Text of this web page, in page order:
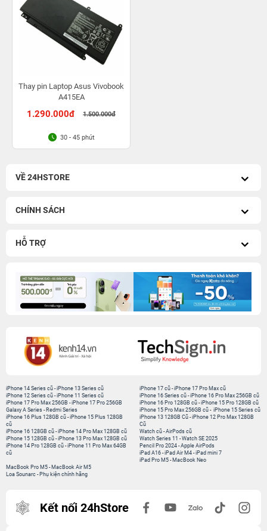
Thay pin Laptop Asus Vivobook
A415EA
1.290.000đ 1.500.000đ
30 - 45 phút
VỀ 24HSTORE
CHÍNH SÁCH
HỖ TRỢ
iPhone 14 Series cũ -iPhone 13 Series cũ
iPhone 12 Series cũ -iPhone 11 Series cũ
iPhone 17 Pro Max 256GB -iPhone 17 Pro 256GB
Galaxy A Series - Redmi Series
iPhone 17 cũ -iPhone 17 Pro Max cũ
iPhone 16 Series cũ - iPhone 16 Pro Max 256GB cũ
iPhone 16 Pro 128GB cũ -iPhone 15 Pro 128GB cũ
iPhone 15 Pro Max 256GB cũ - iPhone 15 Series cũ
iPhone 16 Plus 128GB cũ -iPhone 15 Plus 128GB
cũ
iPhone 16 128GB cũ -iPhone 14 Pro Max 128GB cũ
iPhone 15 128GB cũ -iPhone 13 Pro Max 128GB cũ
iPhone 14 Pro 128GB cũ -iPhone 11 Pro Max 64GB
cũ
iPhone 13 128GB Cũ -iPhone 12 Pro Max 128GB
Cũ
Watch cũ -AirPods cũ
Watch Series 11 -Watch SE 2025
Pencil Pro 2024 -Apple AirPods
iPad A16 -iPad Air M4 -iPad mini 7
iPad Pro M5 - MacBook Neo
MacBook Pro M5 - MacBook Air M5
Loa Sounarc - Phụ kiện chính hãng
Kết nối 24hStore